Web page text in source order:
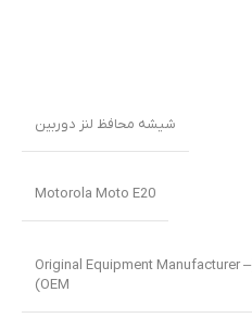
شیشه محافظ لنز دوربین
Motorola Moto E20
اورجینال (Original Equipment Manufacturer –
OEM)